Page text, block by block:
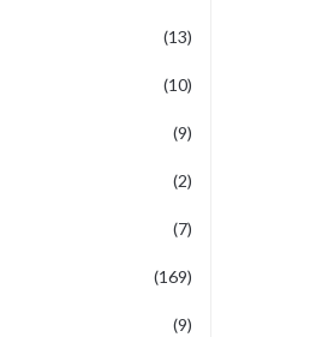
(13)
(10)
(9)
(2)
(7)
(169)
(9)